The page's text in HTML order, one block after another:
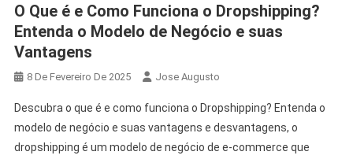
O Que é e Como Funciona o Dropshipping?
Entenda o Modelo de Negócio e suas
Vantagens
8 De Fevereiro De 2025 Jose Augusto
Descubra o que é e como funciona o Dropshipping? Entenda o
modelo de negócio e suas vantagens e desvantagens, o
dropshipping é um modelo de negócio de e-commerce que